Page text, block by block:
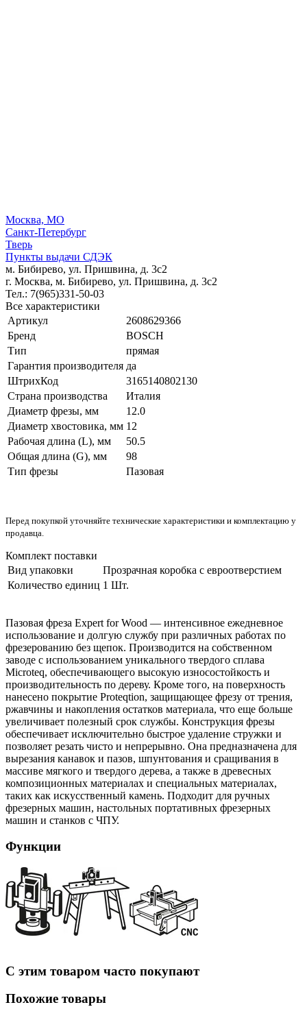
Москва, МО
Санкт-Петербург
Тверь
Пункты выдачи СДЭК
м. Бибирево, ул. Пришвина, д. 3с2
г. Москва, м. Бибирево, ул. Пришвина, д. 3с2
Тел.: 7(965)331-50-03
Все характеристики
Артикул
2608629366
Бренд
BOSCH
Тип
прямая
Гарантия производителя да
ШтрихКод
3165140802130
Страна производства
Италия
Диаметр фрезы, мм
12.0
Диаметр хвостовика, мм 12
Рабочая длина (L), мм
50.5
Общая длина (G), мм
98
Тип фрезы
Пазовая
Перед покупкой уточняйте технические характеристики и комплектацию у
продавца.
Комплект поставки
Вид упаковки
Прозрачная коробка с евроотверстием
Количество единиц 1 Шт.
Пазовая фреза Expert for Wood — интенсивное ежедневное
использование и долгую службу при различных работах по
фрезерованию без щепок. Производится на собственном
заводе с использованием уникального твердого сплава
Microteq, обеспечивающего высокую износостойкость и
производительность по дереву. Кроме того, на поверхность
нанесено покрытие Proteqtion, защищающее фрезу от трения,
ржавчины и накопления остатков материала, что еще больше
увеличивает полезный срок службы. Конструкция фрезы
обеспечивает исключительно быстрое удаление стружки и
позволяет резать чисто и непрерывно. Она предназначена для
вырезания канавок и пазов, шпунтования и сращивания в
массиве мягкого и твердого дерева, а также в древесных
композиционных материалах и специальных материалах,
таких как искусственный камень. Подходит для ручных
фрезерных машин, настольных портативных фрезерных
машин и станков с ЧПУ.
Функции
С этим товаром часто покупают
Похожие товары